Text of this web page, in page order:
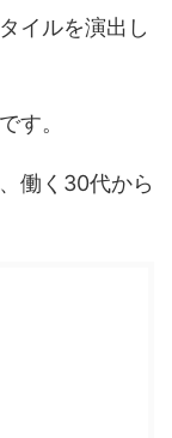
イルを演出し
す。
働く30代から